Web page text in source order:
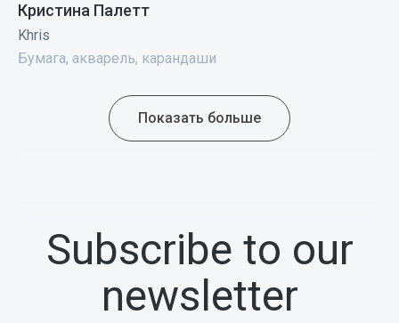
Кристина Палетт
Khris
Бумага, акварель, карандаши
Показать больше
Subscribe to our
newsletter